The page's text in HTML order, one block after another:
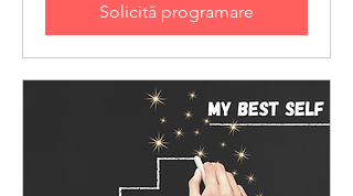
Solicită programare